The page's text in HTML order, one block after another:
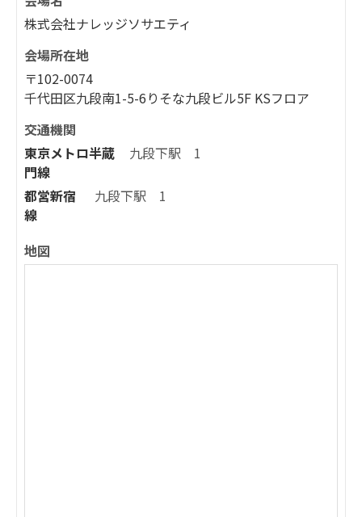
株式会社ナレッジソサエティ
会場所在地
〒102-0074
千代田区九段南1-5-6りそな九段ビル5F KSフロア
交通機関
東京メトロ半蔵
門線
九段下駅 1
都営新宿
線
九段下駅 1
地図